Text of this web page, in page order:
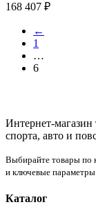
168 407 ₽
←
1
…
6
Интернет-магазин
спорта, авто и
Выбирайте товары по
и ключевые параметры
Каталог